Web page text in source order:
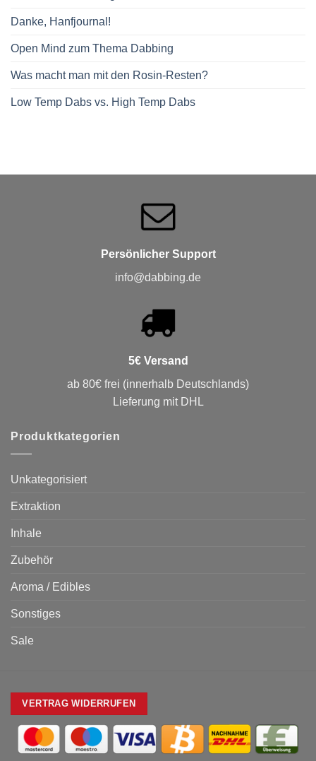
Danke, Hanfjournal!
Open Mind zum Thema Dabbing
Was macht man mit den Rosin-Resten?
Low Temp Dabs vs. High Temp Dabs
Persönlicher Support
info@dabbing.de
5€ Versand
ab 80€ frei (innerhalb Deutschlands)
Lieferung mit DHL
Produktkategorien
Unkategorisiert
Extraktion
Inhale
Zubehör
Aroma / Edibles
Sonstiges
Sale
VERTRAG WIDERRUFEN